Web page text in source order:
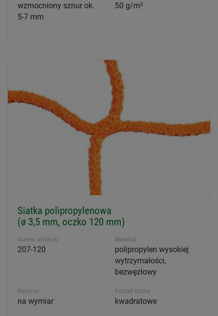
wzmocniony sznur ok.
5-7 mm
50 g/m²
Siatka polipropylenowa
(ø 3,5 mm, oczko 120 mm)
Numer artykułu
207-120
Materiał
polipropylen wysokiej
wytrzymałości,
bezwęzłowy
Rozmiar
na wymiar
Kształt oczka
kwadratowe